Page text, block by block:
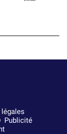
Publicité